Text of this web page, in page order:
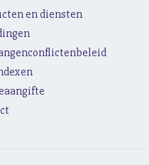
en diensten